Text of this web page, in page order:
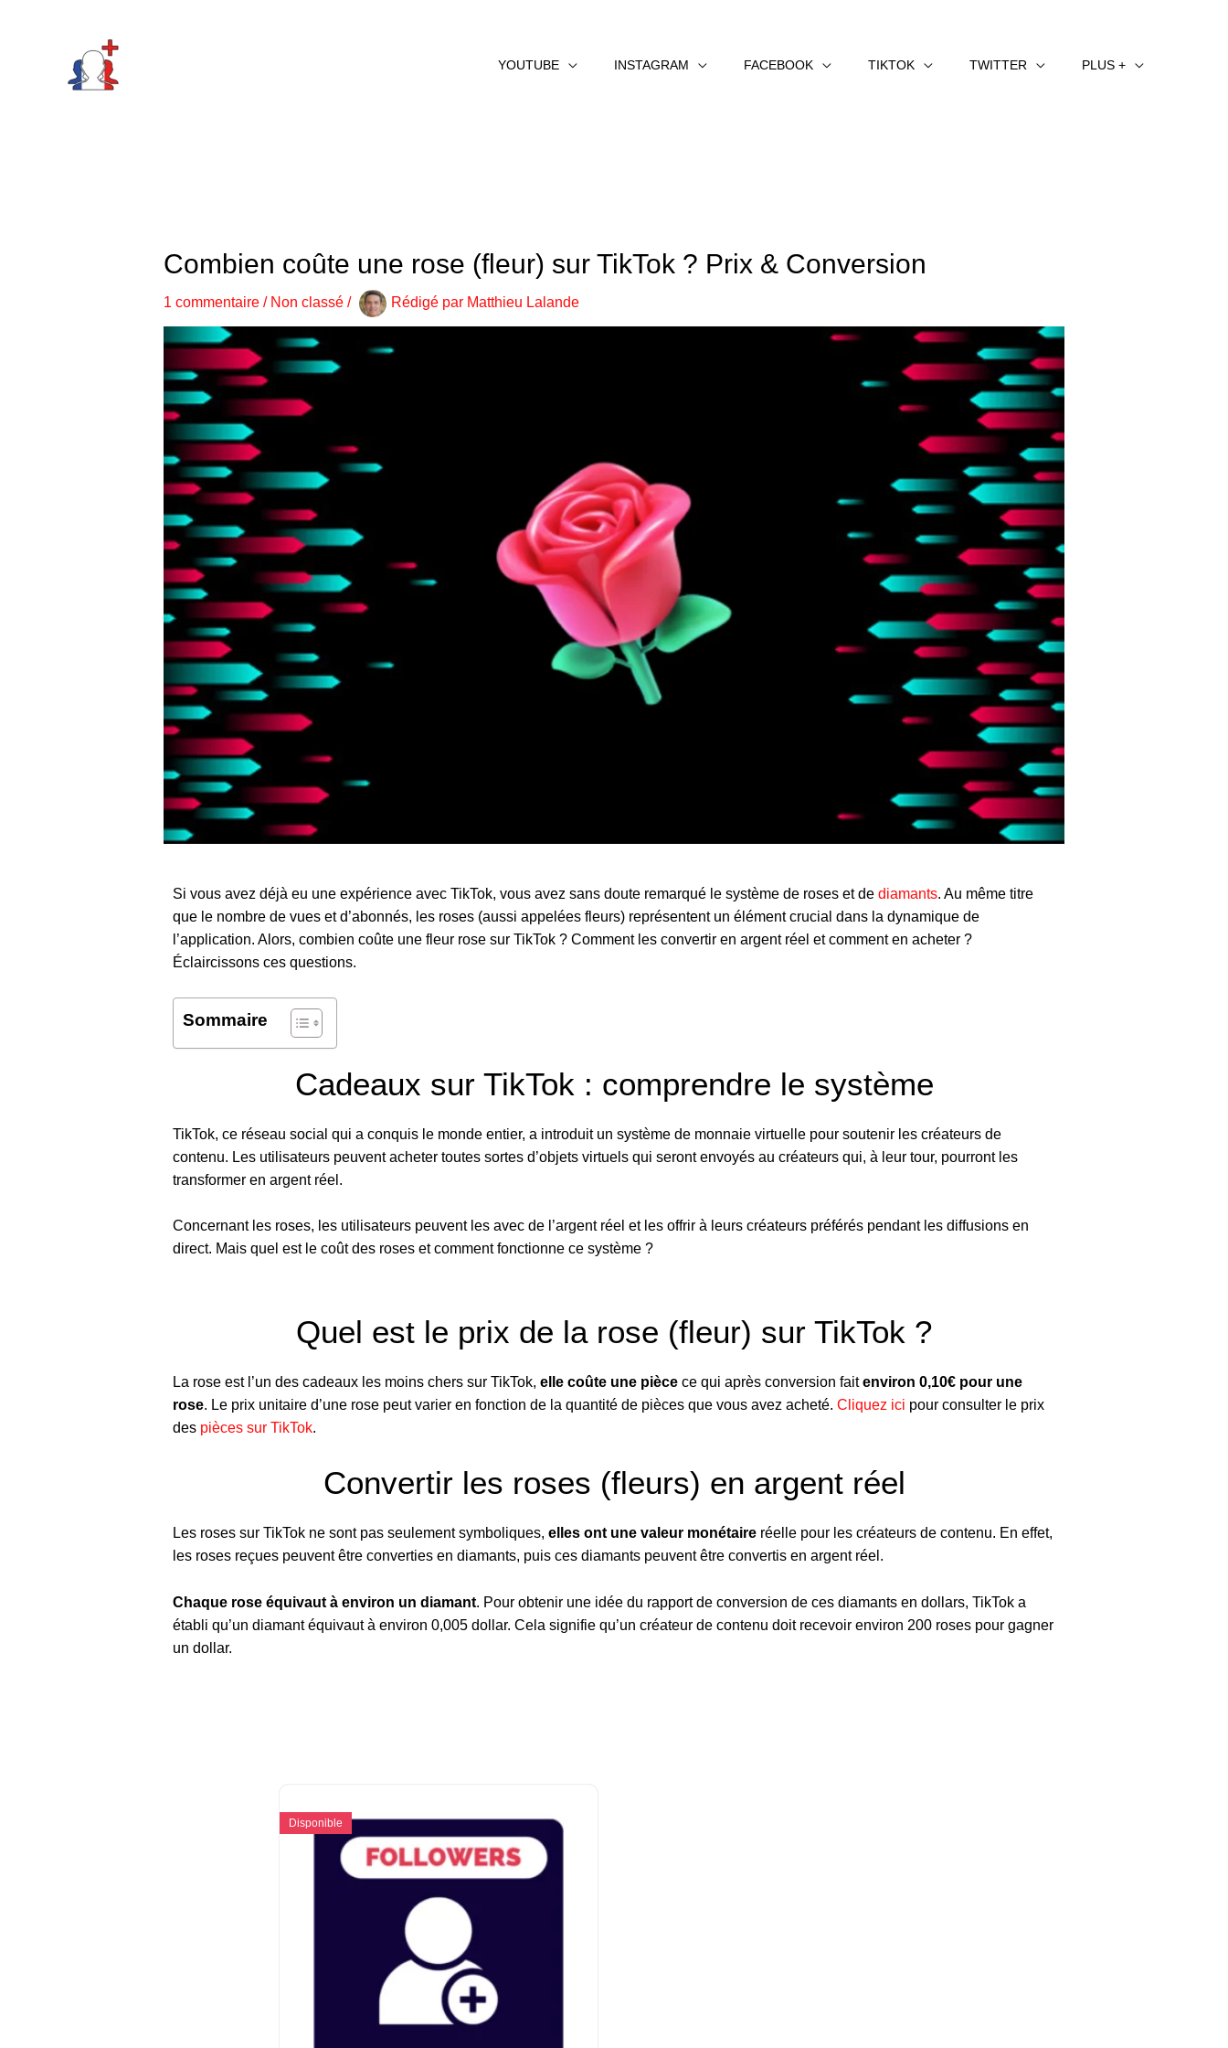
YOUTUBE INSTAGRAM FACEBOOK TIKTOK TWITTER PLUS +
Combien coûte une rose (fleur) sur TikTok ? Prix & Conversion
1 commentaire / Non classé/ Rédigé par Matthieu Lalande
Si vous avez déjà eu une expérience avec TikTok, vous avez sans doute remarqué le système de roses et de diamants. Au même titre
que le nombre de vues et d’abonnés, les roses (aussi appelées fleurs) représentent un élément crucial dans la dynamique de
l’application. Alors, combien coûte une fleur rose sur TikTok ? Comment les convertir en argent réel et comment en acheter ?
Éclaircissons ces questions.
Sommaire
Cadeaux sur TikTok : comprendre le système
TikTok, ce réseau social qui a conquis le monde entier, a introduit un système de monnaie virtuelle pour soutenir les créateurs de
contenu. Les utilisateurs peuvent acheter toutes sortes d’objets virtuels qui seront envoyés au créateurs qui, à leur tour, pourront les
transformer en argent réel.
Concernant les roses, les utilisateurs peuvent les avec de l’argent réel et les offrir à leurs créateurs préférés pendant les diffusions en
direct. Mais quel est le coût des roses et comment fonctionne ce système ?
Quel est le prix de la rose (fleur) sur TikTok ?
La rose est l’un des cadeaux les moins chers sur TikTok, elle coûte une piècece qui après conversion faitenviron 0,10€ pour une
rose. Le prix unitaire d’une rose peut varier en fonction de la quantité de pièces que vous avez acheté. Cliquez ici pour consulter le prix
des pièces sur TikTok.
Convertir les roses (fleurs) en argent réel
Les roses sur TikTok ne sont pas seulement symboliques, elles ont une valeur monétaireréelle pour les créateurs de contenu. En effet,
les roses reçues peuvent être converties en diamants, puis ces diamants peuvent être convertis en argent réel.
Chaque rose équivaut à environ un diamant. Pour obtenir une idée du rapport de conversion de ces diamants en dollars, TikTok a
établi qu’un diamant équivaut à environ 0,005 dollar. Cela signifie qu’un créateur de contenu doit recevoir environ 200 roses pour gagner
un dollar.
Disponible